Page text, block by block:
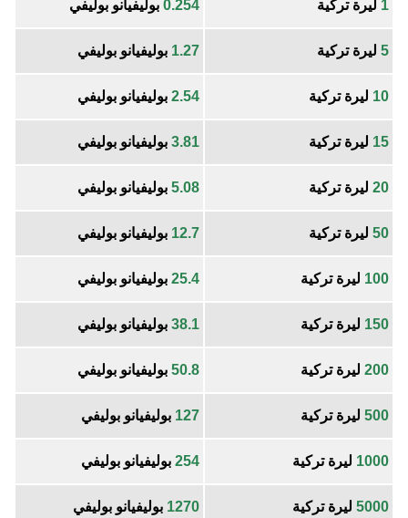
1 ليرة تركية 0.254 بوليفيانو بوليفي
5 ليرة تركية 1.27 بوليفيانو بوليفي
10 ليرة تركية 2.54 بوليفيانو بوليفي
15 ليرة تركية 3.81 بوليفيانو بوليفي
20 ليرة تركية 5.08 بوليفيانو بوليفي
50 ليرة تركية 12.7 بوليفيانو بوليفي
100 ليرة تركية 25.4 بوليفيانو بوليفي
150 ليرة تركية 38.1 بوليفيانو بوليفي
200 ليرة تركية 50.8 بوليفيانو بوليفي
500 ليرة تركية 127 بوليفيانو بوليفي
1000 ليرة تركية 254 بوليفيانو بوليفي
5000 ليرة تركية 1270 بوليفيانو بوليفي